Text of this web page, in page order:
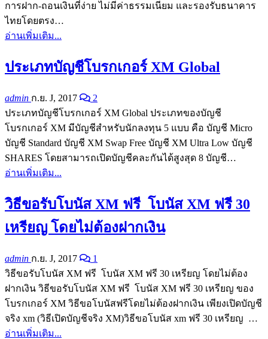
การฝาก-ถอนเงินที่ง่าย ไม่มีค่าธรรมเนียม และรองรับธนาคาร
ไทยโดยตรง…
อ่านเพิ่มเติม...
ประเภทบัญชีโบรกเกอร์ XM Global
admin ก.ย. J, 2017
2
ประเภทบัญชีโบรกเกอร์ XM Global ประเภทของบัญชี
โบรกเกอร์ XM มีบัญชีสำหรับนักลงทุน 5 แบบ คือ บัญชี Micro
บัญชี Standard บัญชี XM Swap Free บัญชี XM Ultra Low บัญชี
SHARES โดยสามารถเปิดบัญชีคละกันได้สูงสุด 8 บัญชี…
อ่านเพิ่มเติม...
วิธีขอรับโบนัส XM ฟรี โบนัส XM ฟรี 30
เหรียญ โดยไม่ต้องฝากเงิน
admin ก.ย. J, 2017
1
วิธีขอรับโบนัส XM ฟรี โบนัส XM ฟรี 30 เหรียญ โดยไม่ต้อง
ฝากเงิน วิธีขอรับโบนัส XM ฟรี โบนัส XM ฟรี 30 เหรียญ ของ
โบรกเกอร์ XM วิธีขอโบนัสฟรีโดยไม่ต้องฝากเงิน เพียงเปิดบัญชี
จริง xm (วิธีเปิดบัญชีจริง XM)วิธีขอโบนัส xm ฟรี 30 เหรียญ …
อ่านเพิ่มเติม...